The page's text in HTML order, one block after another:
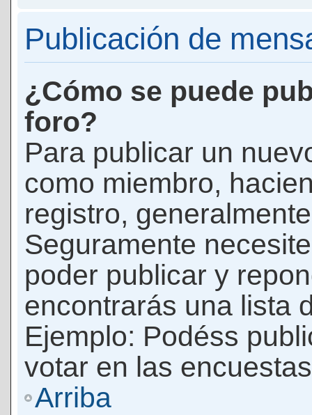
Publicación de
¿Cómo se puede
foro?
Para publicar un
como miembro,
registro,
Seguramente
poder publicar y
encontrarás una lista
Ejemplo: Podéss
votar en las
Arriba